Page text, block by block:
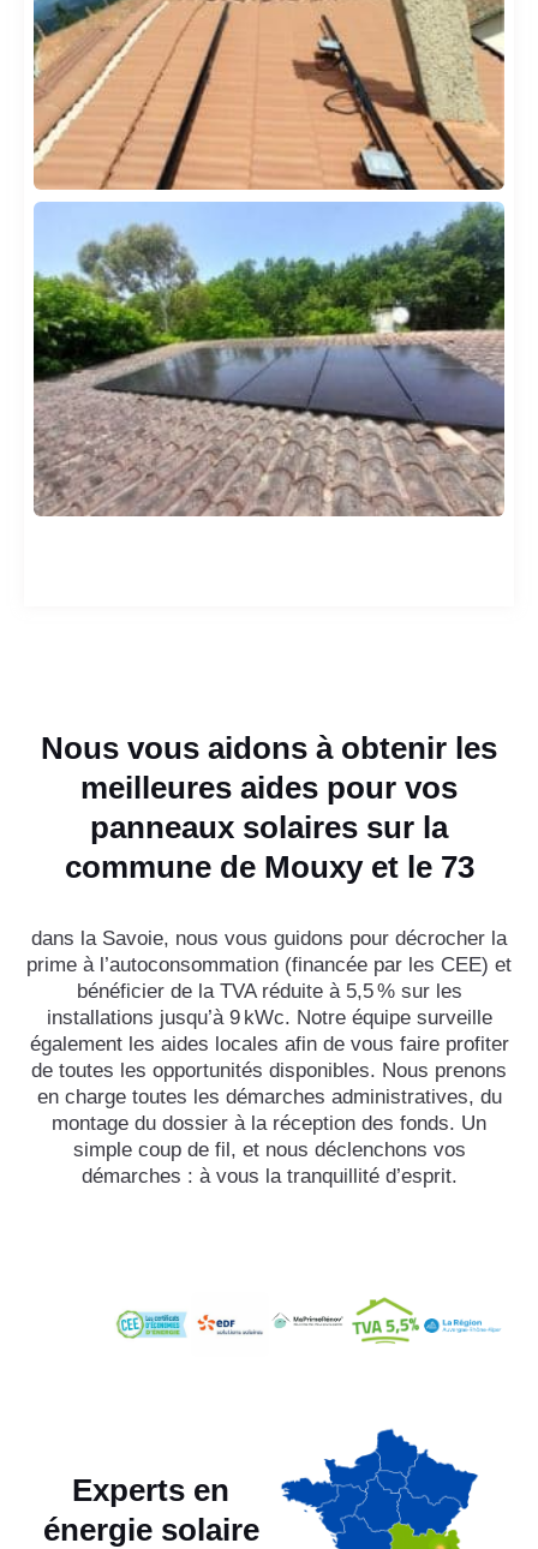
Nous vous aidons à obtenir les
meilleures aides pour vos
panneaux solaires sur la
commune de Mouxy et le 73
dans la Savoie, nous vous guidons pour décrocher la
prime à l’autoconsommation (financée par les CEE) et
bénéficier de la TVA réduite à 5,5 % sur les
installations jusqu’à 9 kWc. Notre équipe surveille
également les aides locales afin de vous faire profiter
de toutes les opportunités disponibles. Nous prenons
en charge toutes les démarches administratives, du
montage du dossier à la réception des fonds. Un
simple coup de fil, et nous déclenchons vos
démarches : à vous la tranquillité d’esprit.
Experts en
énergie solaire